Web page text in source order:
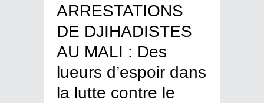
ARRESTATIONS
DE DJIHADISTES
AU MALI : Des
lueurs d’espoir dans
la lutte contre le